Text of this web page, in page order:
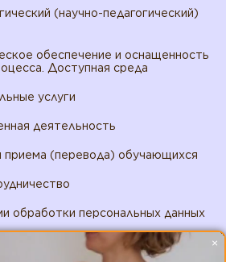
(научно-педагогический)
обеспечение и оснащенность
Доступная среда
услуги
деятельность
приема (перевода) обучающихся
обработки персональных данных
оферты ООО ШМП
×